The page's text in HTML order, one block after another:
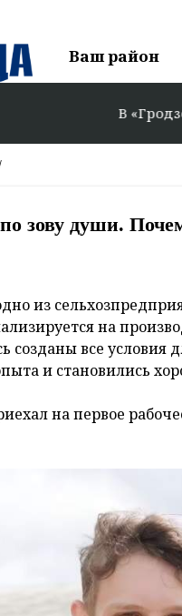
Ваш район
В «Гродзенскую
зову души.
из
на
созданы все
и становились
на первое